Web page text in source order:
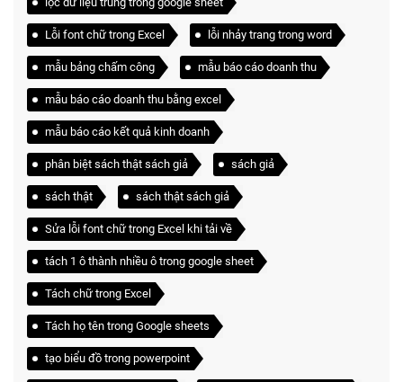
Lỗi font chữ trong Excel lỗi nhảy trang trong word
mẫu bảng chấm công mẫu báo cáo doanh thu
mẫu báo cáo doanh thu bằng excel
mẫu báo cáo kết quả kinh doanh
phân biệt sách thật sách giả sách giả
sách thật sách thật sách giả
Sửa lỗi font chữ trong Excel khi tải về
tách 1 ô thành nhiều ô trong google sheet
Tách chữ trong Excel
Tách họ tên trong Google sheets
tạo biểu đồ trong powerpoint